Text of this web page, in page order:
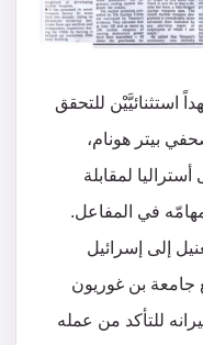
استثنائيَّيْن للتحقق
بيتر هونام،
لمقابلة
في المفاعل.
إلى إسرائيل
جامعة بن غوريون
للتأكد من عمله